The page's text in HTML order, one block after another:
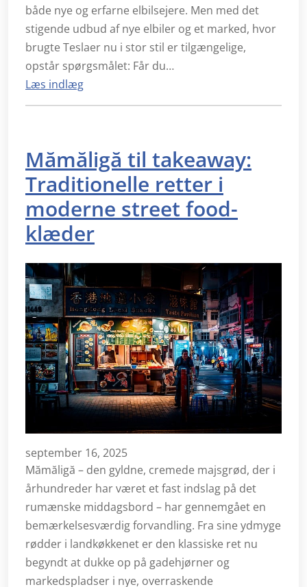
både nye og erfarne elbilsejere. Men med det
stigende udbud af nye elbiler og et marked, hvor
brugte Teslaer nu i stor stil er tilgængelige,
opstår spørgsmålet: Får du…
Læs indlæg
Mămăligă til takeaway:
Traditionelle retter i
moderne street food-
klæder
september 16, 2025
Mămăligă – den gyldne, cremede majsgrød, der i
århundreder har været et fast indslag på det
rumænske middagsbord – har gennemgået en
bemærkelsesværdig forvandling. Fra sine ydmyge
rødder i landkøkkenet er den klassiske ret nu
begyndt at dukke op på gadehjørner og
markedspladser i nye, overraskende